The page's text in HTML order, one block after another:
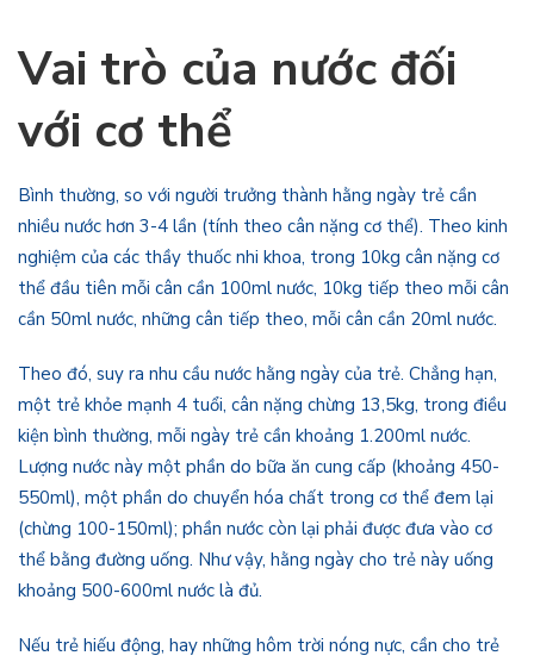
Vai trò của nước đối
với cơ thể
Bình thường, so với người trưởng thành hằng ngày trẻ cần
nhiều nước hơn 3-4 lần (tính theo cân nặng cơ thể). Theo kinh
nghiệm của các thầy thuốc nhi khoa, trong 10kg cân nặng cơ
thể đầu tiên mỗi cân cần 100ml nước, 10kg tiếp theo mỗi cân
cần 50ml nước, những cân tiếp theo, mỗi cân cần 20ml nước.
Theo đó, suy ra nhu cầu nước hằng ngày của trẻ. Chẳng hạn,
một trẻ khỏe mạnh 4 tuổi, cân nặng chừng 13,5kg, trong điều
kiện bình thường, mỗi ngày trẻ cần khoảng 1.200ml nước.
Lượng nước này một phần do bữa ăn cung cấp (khoảng 450-
550ml), một phần do chuyển hóa chất trong cơ thể đem lại
(chừng 100-150ml); phần nước còn lại phải được đưa vào cơ
thể bằng đường uống. Như vậy, hằng ngày cho trẻ này uống
khoảng 500-600ml nước là đủ.
Nếu trẻ hiếu động, hay những hôm trời nóng nực, cần cho trẻ